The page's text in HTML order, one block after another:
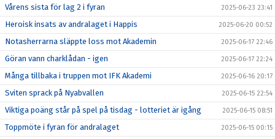
Vårens sista för lag 2 i fyran 2025-06-23 23:41
Heroisk insats av andralaget i Happis 2025-06-20 00:52
Notasherrarna släppte loss mot Akademin 2025-06-17 22:46
Göran vann charklådan - igen 2025-06-17 22:24
Många tillbaka i truppen mot IFK Akademi 2025-06-16 20:17
Sviten sprack på Nyabvallen 2025-06-15 22:54
Viktiga poäng står på spel på tisdag - lotteriet är igång 2025-06-15 08:51
Toppmöte i fyran för andralaget 2025-06-15 00:15